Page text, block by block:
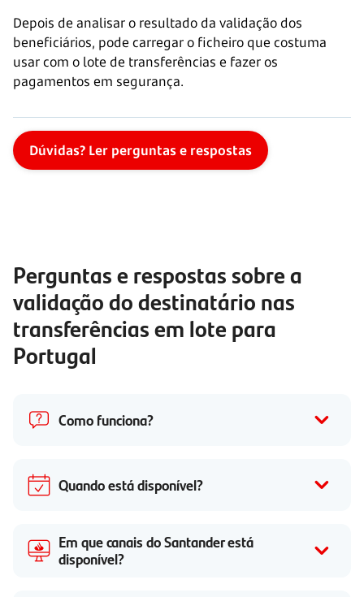
Depois de analisar o resultado da validação dos
beneficiários, pode carregar o ficheiro que costuma
usar com o lote de transferências e fazer os
pagamentos em segurança.
Dúvidas? Ler perguntas e respostas
Perguntas e respostas sobre a
validação do destinatário nas
transferências em lote para
Portugal
Como funciona?
Quando está disponível?
Em que canais do Santander está
disponível?